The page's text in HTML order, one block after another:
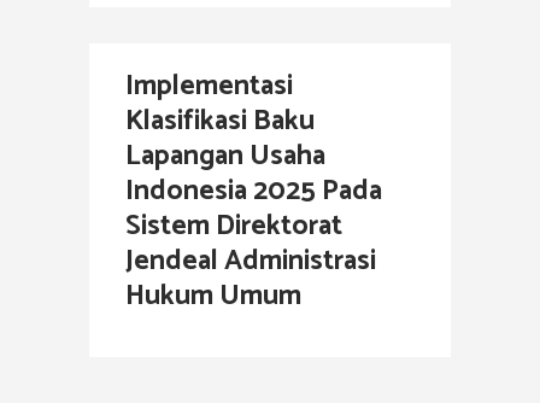
Implementasi
Klasifikasi Baku
Lapangan Usaha
Indonesia 2025 Pada
Sistem Direktorat
Jendeal Administrasi
Hukum Umum